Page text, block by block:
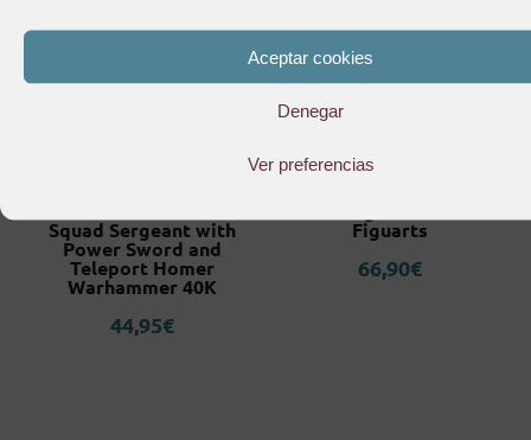
Aceptar cookies
Denegar
Ver preferencias
Squad Sergeant with
Power Sword and
Teleport Homer
Warhammer 40K
44,95€
Figuarts
66,90€